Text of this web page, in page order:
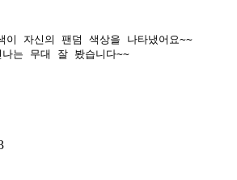
이 자신의 팬덤 색상을 나타냈어요~~